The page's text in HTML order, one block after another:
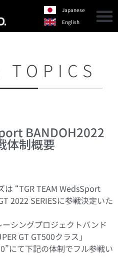
Japanese
English
TOPICS
BANDOH2022
体制概要
“TGR TEAM WedsSport
2022 SERIESに参戦決定いた
シングプロジェクトバンド
GT GT500クラス」
にて下記の体制でフル参戦い